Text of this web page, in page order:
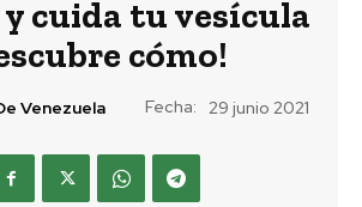
cuida tu vesícula
cómo!
Venezuela Fecha: 29 junio 2021